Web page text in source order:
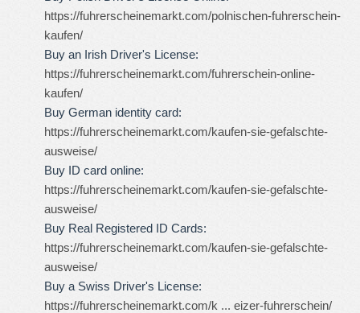
https://fuhrerscheinemarkt.com/polnischen-fuhrerschein-
kaufen/
Buy an Irish Driver's License:
https://fuhrerscheinemarkt.com/fuhrerschein-online-
kaufen/
Buy German identity card:
https://fuhrerscheinemarkt.com/kaufen-sie-gefalschte-
ausweise/
Buy ID card online:
https://fuhrerscheinemarkt.com/kaufen-sie-gefalschte-
ausweise/
Buy Real Registered ID Cards:
https://fuhrerscheinemarkt.com/kaufen-sie-gefalschte-
ausweise/
Buy a Swiss Driver's License:
https://fuhrerscheinemarkt.com/k ... eizer-fuhrerschein/